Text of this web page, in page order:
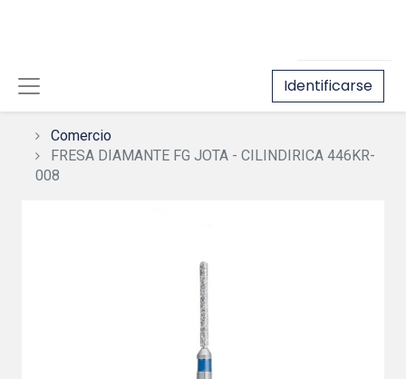
Identificarse
Comercio
FRESA DIAMANTE FG JOTA - CILINDIRICA 446KR-
008